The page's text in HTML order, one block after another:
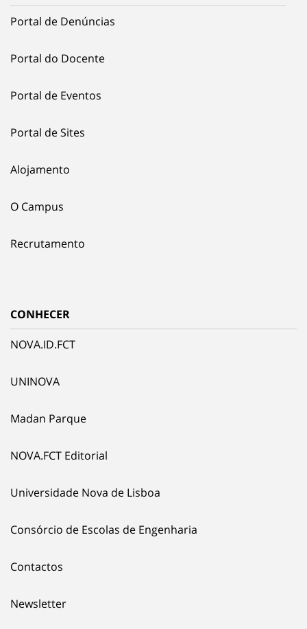
Portal de Denúncias
Portal do Docente
Portal de Eventos
Portal de Sites
Alojamento
O Campus
Recrutamento
CONHECER
NOVA.ID.FCT
UNINOVA
Madan Parque
NOVA.FCT Editorial
Universidade Nova de Lisboa
Consórcio de Escolas de Engenharia
Contactos
Newsletter